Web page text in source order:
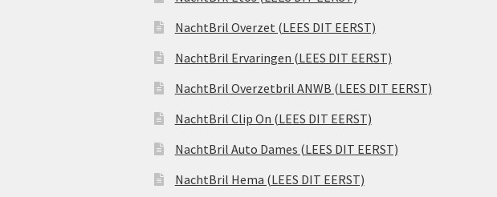
NachtBril Overzet (LEES DIT EERST)
NachtBril Ervaringen (LEES DIT EERST)
NachtBril Overzetbril ANWB (LEES DIT EERST)
NachtBril Clip On (LEES DIT EERST)
NachtBril Auto Dames (LEES DIT EERST)
NachtBril Hema (LEES DIT EERST)